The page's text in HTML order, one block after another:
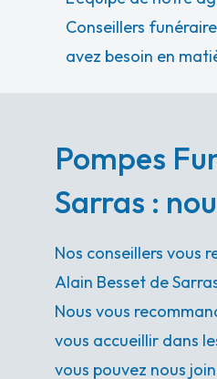
Conseillers
avez besoin en
Pompes
Sarras :
Nos conseillers vous
Alain Besset de
Nous vous
vous accueillir dans
vous pouvez nous